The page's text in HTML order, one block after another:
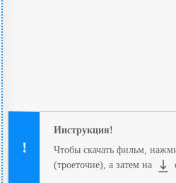
Инструкция!
Чтобы скачать фильм,
(троеточие), а затем на